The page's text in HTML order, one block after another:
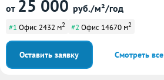
от 25 000 руб./м²/год
#1 Офис 2432 м2 #2 Офис 14670 м2
Оставить заявку Смотреть все